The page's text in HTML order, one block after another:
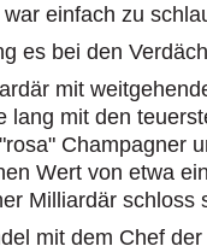
einfach zu
es bei den
mit
lang mit den
Champagner
Wert von etwa
Milliardär schloss
mit dem Chef